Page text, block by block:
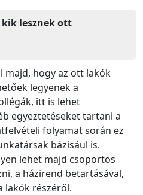
kik lesznek ott
majd, hogy az ott lakók
legyenek a
itt is lehet
egyeztetéseket tartani a
folyamat során ez
bázisául is.
lehet majd csoportos
a házirend betartásával,
lakók részéről.